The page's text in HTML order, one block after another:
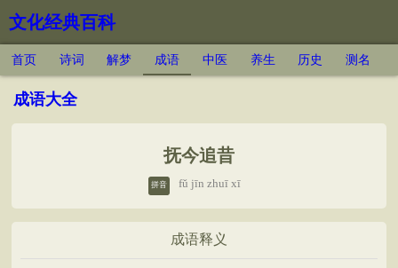
文化经典百科
首页 诗词 解梦 成语 中医 养生 历史 测名
成语大全
抚今追昔
拼音 fǔ jīn zhuī xī
成语释义